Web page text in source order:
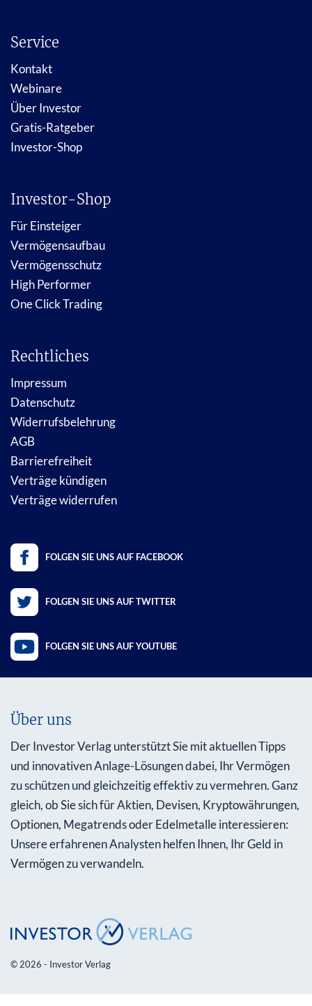
Service
Kontakt
Webinare
Über Investor
Gratis-Ratgeber
Investor-Shop
Investor-Shop
Für Einsteiger
Vermögensaufbau
Vermögensschutz
High Performer
One Click Trading
Rechtliches
Impressum
Datenschutz
Widerrufsbelehrung
AGB
Barrierefreiheit
Verträge kündigen
Verträge widerrufen
FOLGEN SIE UNS AUF FACEBOOK
FOLGEN SIE UNS AUF TWITTER
FOLGEN SIE UNS AUF YOUTUBE
Über uns
Der Investor Verlag unterstützt Sie mit aktuellen Tipps
und innovativen Anlage-Lösungen dabei, Ihr Vermögen
zu schützen und gleichzeitig effektiv zu vermehren. Ganz
gleich, ob Sie sich für Aktien, Devisen, Kryptowährungen,
Optionen, Megatrends oder Edelmetalle interessieren:
Unsere erfahrenen Analysten helfen Ihnen, Ihr Geld in
Vermögen zu verwandeln.
© 2026 - Investor Verlag